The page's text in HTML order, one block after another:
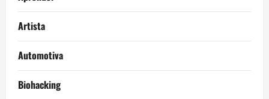
Artista
Automotiva
Biohacking